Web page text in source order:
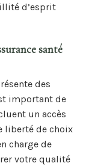
d’esprit
santé
des
important de
un accès
liberté de choix
charge de
votre qualité